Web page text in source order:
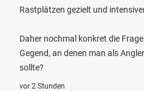
Rastplätzen gezielt und
Daher nochmal konkret die
Gegend, an denen man als
sollte?
vor 2 Stunden